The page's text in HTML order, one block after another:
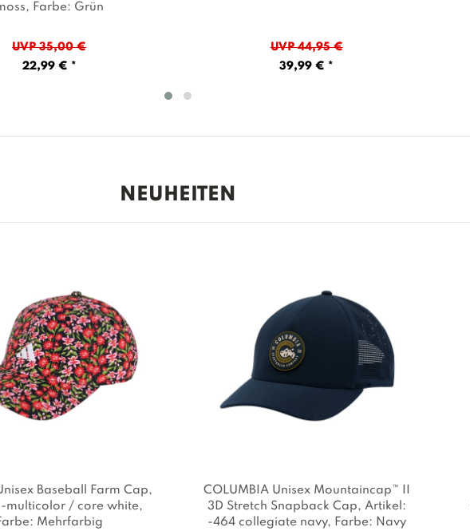
, Farbe: Grün
UVP 35,00 €
22,99 € *
UVP 44,95 €
39,99 € *
NEUHEITEN
Baseball Farm Cap,
multicolor / core white,
Mehrfarbig
COLUMBIA Unisex Mountaincap™ II
3D Stretch Snapback Cap, Artikel:
-464 collegiate navy, Farbe: Navy